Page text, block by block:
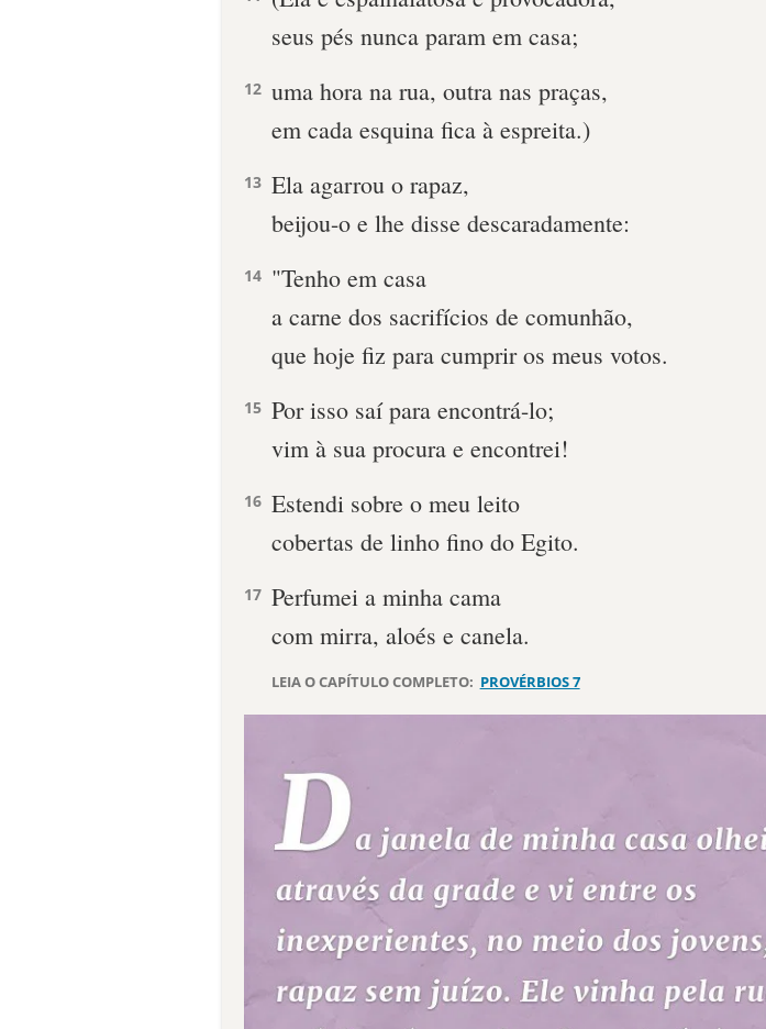
seus pés nunca param em casa;
12 uma hora na rua, outra nas praças,
em cada esquina fica à espreita.)
13 Ela agarrou o rapaz,
beijou-o e lhe disse descaradamente:
14 "Tenho em casa
a carne dos sacrifícios de comunhão,
que hoje fiz para cumprir os meus votos.
15 Por isso saí para encontrá-lo;
vim à sua procura e encontrei!
16 Estendi sobre o meu leito
cobertas de linho fino do Egito.
17 Perfumei a minha cama
com mirra, aloés e canela.
LEIA O CAPÍTULO COMPLETO: PROVÉRBIOS 7